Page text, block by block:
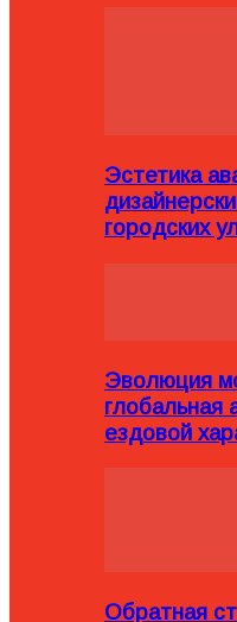
Эстетика
городских
Эволюция
глобальная
ездовой
Обратная